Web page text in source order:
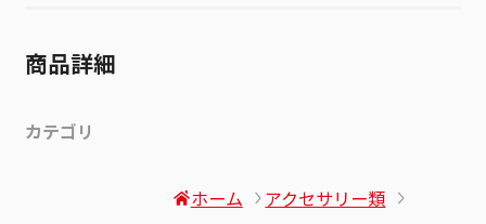
商品詳細
カテゴリ
ホーム アクセサリー類